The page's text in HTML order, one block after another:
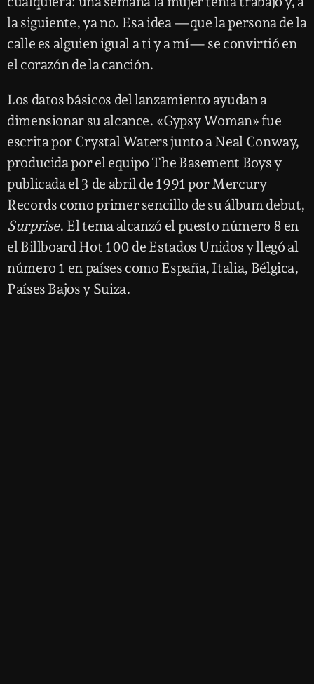
la siguiente, ya no. Esa idea —que la persona de la
calle es alguien igual a ti y a mí— se convirtió en
el corazón de la canción.
Los datos básicos del lanzamiento ayudan a
dimensionar su alcance. «Gypsy Woman» fue
escrita por Crystal Waters junto a Neal Conway,
producida por el equipo The Basement Boys y
publicada el 3 de abril de 1991 por Mercury
Records como primer sencillo de su álbum debut,
Surprise. El tema alcanzó el puesto número 8 en
el Billboard Hot 100 de Estados Unidos y llegó al
número 1 en países como España, Italia, Bélgica,
Países Bajos y Suiza.